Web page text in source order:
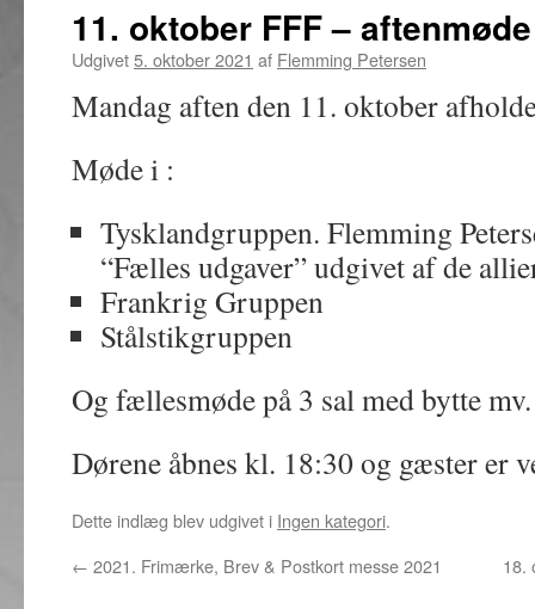
11. oktober FFF – aftenmøde
Udgivet5. oktober 2021 af Flemming Petersen
Mandag aften den 11. oktober
Møde i :
Tysklandgruppen. Flemming
“Fælles udgaver” udgivet af de
Frankrig Gruppen
Stålstikgruppen
Og fællesmøde på 3 sal med bytte mv.
Dørene åbnes kl. 18:30 og gæster er
Dette indlæg blev udgivet i Ingen kategori.
← 2021. Frimærke, Brev & Postkort messe 2021 18.